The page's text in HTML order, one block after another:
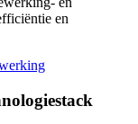
en